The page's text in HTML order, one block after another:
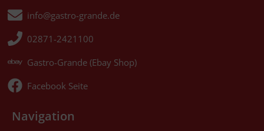
info@gastro-grande.de
02871-2421100
Gastro-Grande (Ebay Shop)
Facebook Seite
Navigation